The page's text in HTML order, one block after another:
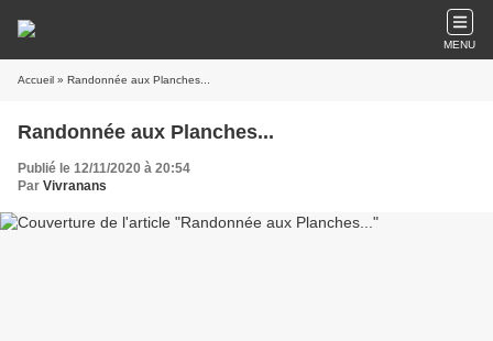
MENU
Accueil » Randonnée aux Planches...
Randonnée aux Planches...
Publié le 12/11/2020 à 20:54
Par Vivranans